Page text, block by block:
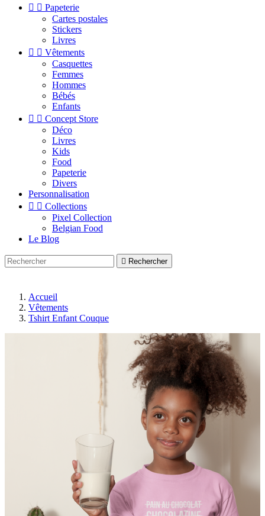
  Papeterie
Cartes postales
Stickers
Livres
  Vêtements
Casquettes
Femmes
Hommes
Bébés
Enfants
  Concept Store
Déco
Livres
Kids
Food
Papeterie
Divers
Personnalisation
  Collections
Pixel Collection
Belgian Food
Le Blog
 Rechercher
Accueil
Vêtements
Tshirt Enfant Couque